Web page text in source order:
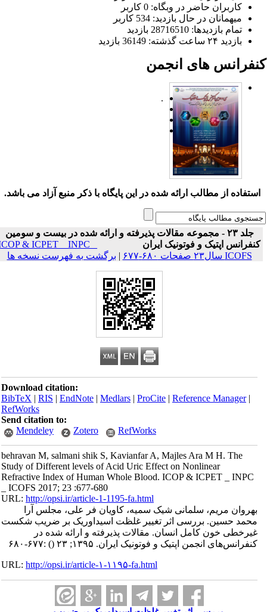
کاربران حاضر در وبگاه: 0 کاربر
میهمانان در حال بازدید: 534 کاربر
تمام بازدید‌ها: 28716510 بازدید
بازدید ۲۴ ساعت گذشته: 36149 بازدید
های انجمن
.
استفاده از مطالب ارائه شده در این پایگاه با ذکر منبع آزاد می باشد.
جلد ۲۳ - مجموعه مقالات پذیرفته و ارائه شده در بیست و سومین
کنفرانس اپتیک و فوتونیک ایران
ICOP & ICPET _ INPC _
ICOFS سال۲۳ صفحات ۶۸۰-۶۷۷
| برگشت به فهرست نسخه ها
Download citation:
BibTeX|RIS|EndNote|Medlars|ProCite|Reference Manager
RefWorks
Send citation to:
Mendeley
Zotero RefWorks
behravan M, salmani shik S, Kavianfar A, Majles Ara M H. The
Study of Different levels of Acid Uric Effect on Nonlinear
Refractive Index of Human Whole Blood. ICOP & ICPET _ INPC
_ ICOFS 2017; 23 :677-680
URL:http://opsi.ir/article-1-1195-fa.html
بهروان مریم، سلمانی شیک سمیه، کاویان فر علی، مجلس آرا
محمد حسین. بررسی اثر تغییر غلظت اسیداوریک بر ضریب شکست
غیرخطی خون کامل انسان. مقالات پذیرفته و ارائه شده در
کنفرانس‌های انجمن اپتیک و فوتونیک ایران. ۱۳۹۵; ۲۳
() :۶۷۷-۶۸۰
URL:http://opsi.ir/article-۱-۱۱۹۵-fa.html